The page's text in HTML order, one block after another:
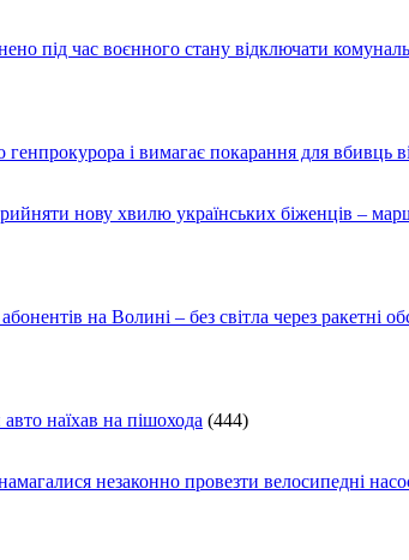
під час воєнного стану відключати
генпрокурора і вимагає покарання для вбивць
нову хвилю українських біженців –
на Волині – без світла через ракетні
наїхав на пішохода (444)
незаконно провезти велосипедні